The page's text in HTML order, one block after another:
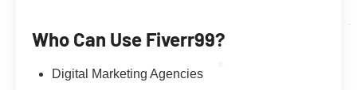
Who Can Use Fiverr99?
Digital Marketing Agencies